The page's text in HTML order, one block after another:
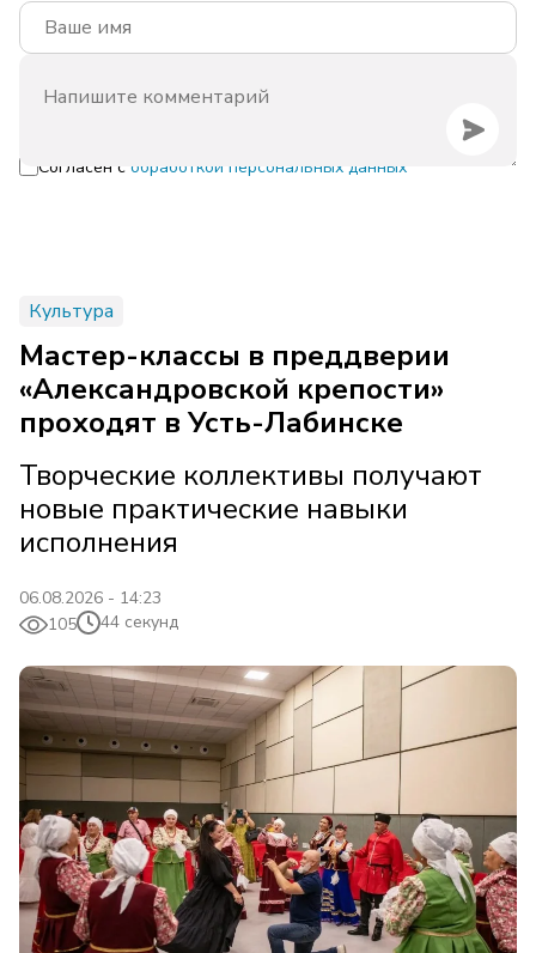
Согласен с обработкой персональных данных
Культура
Мастер-классы в преддверии
«Александровской крепости»
проходят в Усть-Лабинске
Творческие коллективы получают
новые практические навыки
исполнения
06.08.2026 - 14:23
105
44 секунд